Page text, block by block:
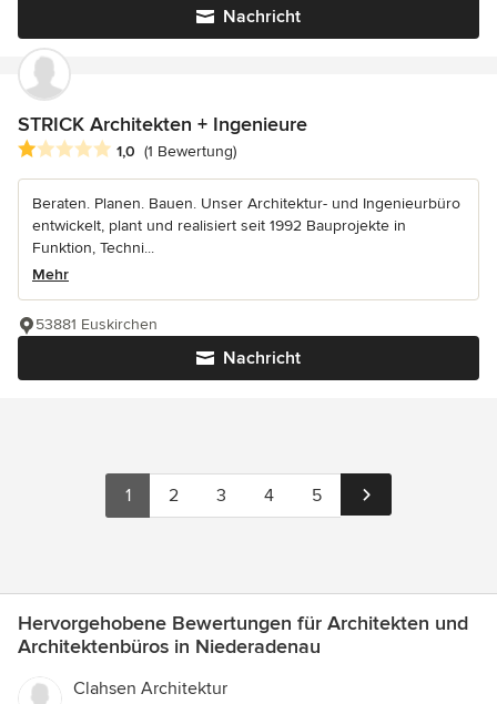
Nachricht
STRICK Architekten + Ingenieure
Durchschnittliche Bewertung: 1 von 5 Sternen
1,0 (1 Bewertung)
Beraten. Planen. Bauen. Unser Architektur- und Ingenieurbüro
entwickelt, plant und realisiert seit 1992 Bauprojekte in
Funktion, Techni...
Mehr
Nachricht
53881 Euskirchen
1 2 3 4 5
Hervorgehobene Bewertungen für Architekten und
Architektenbüros in Niederadenau
Clahsen Architektur